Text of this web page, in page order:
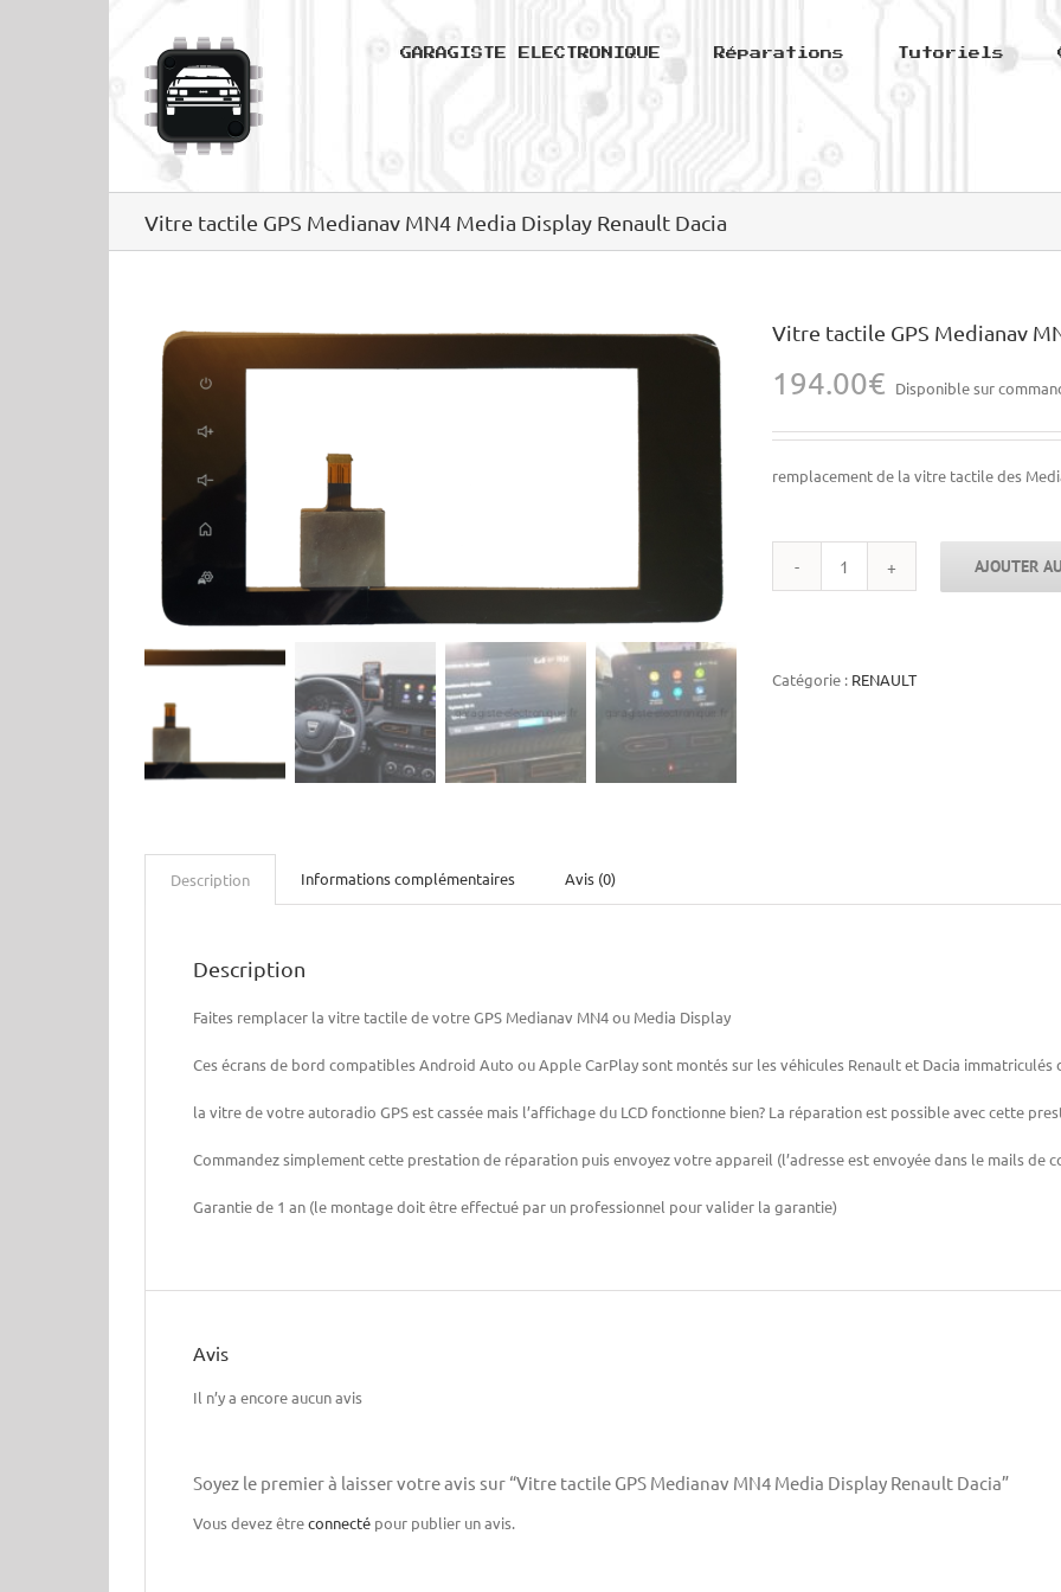
GARAGISTE ELECTRONIQUE Réparations Tutoriels
Vitre tactile GPS Medianav MN4 Media Display Renault Dacia
Vitre tactile GPS Medianav
194.00€ Disponible sur
remplacement de la vitre tactile des
quantité
GPS
AJOUTER
Catégorie : RENAULT
Description Informations complémentaires Avis (0)
Description
Faites remplacer la vitre tactile de votre GPS Medianav MN4 ou Media Display
Ces écrans de bord compatibles Android Auto ou Apple CarPlay sont montés sur les véhicules Renault et Dacia immatriculés
la vitre de votre autoradio GPS est cassée mais l’affichage du LCD fonctionne bien? La réparation est possible avec cette
Commandez simplement cette prestation de réparation puis envoyez votre appareil (l’adresse est envoyée dans le mails de
Garantie de 1 an (le montage doit être effectué par un professionnel pour valider la garantie)
Avis
Il n’y a encore aucun avis
Soyez le premier à laisser votre avis sur “Vitre tactile GPS Medianav MN4 Media Display Renault Dacia”
Vous devez êtreconnecté pour publier un avis.